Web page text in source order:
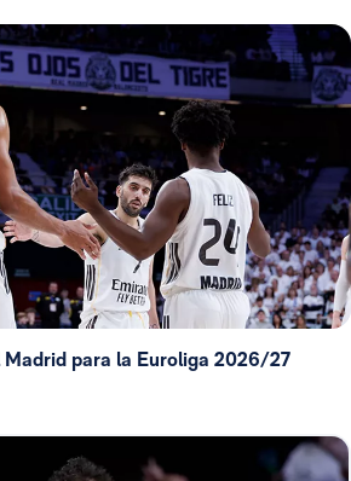
para la Euroliga 2026/27